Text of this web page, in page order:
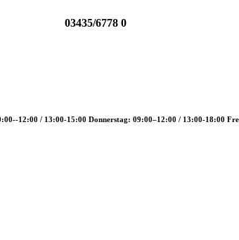
03435/6778 0
12:00 / 13:00-15:00 Donnerstag: 09:00–12:00 / 13:00-18:00